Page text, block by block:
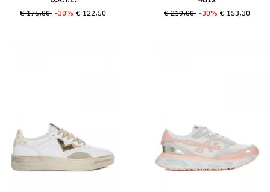
€ 175,00 -30% € 122,50
€ 219,00 -30% € 153,30